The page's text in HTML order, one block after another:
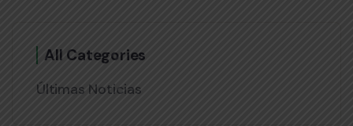
All Categories
Últimas Noticias